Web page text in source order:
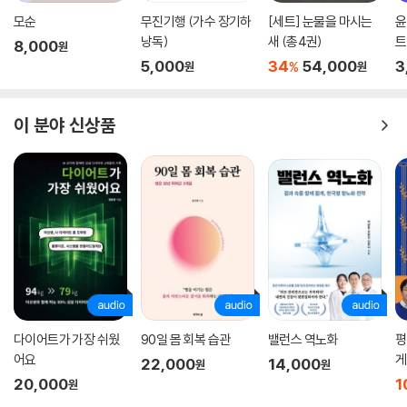
모순
8,000원
무진기행 (가수 장기하
낭독)
5,000원
[세트] 눈물을 마시는
새 (총4권)
34% 54,000원
이 분야 신상품
다이어트가 가장 쉬웠
어요
20,000원
90일 몸 회복 습관
22,000원
밸런스 역노화
14,000원
까